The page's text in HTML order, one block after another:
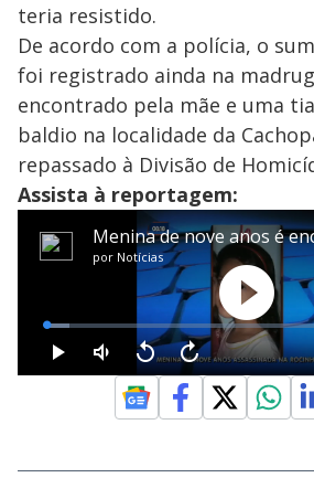
teria resistido.
De acordo com a polícia, o
foi registrado ainda na
encontrado pela mãe e uma
baldio na localidade da
repassado à Divisão de
Assista à reportagem: